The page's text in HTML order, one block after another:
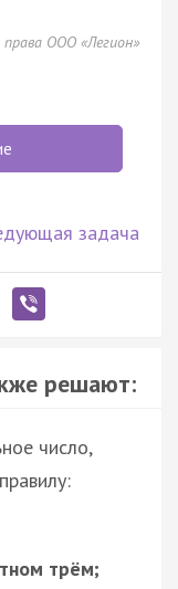
ООО «Легион»
задача
решают:
число,
трём;